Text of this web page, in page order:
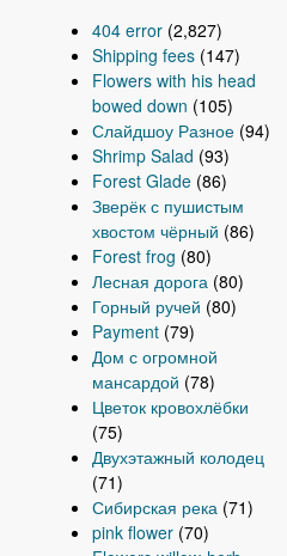
404 error (2,827)
Shipping fees (147)
Flowers with his head
bowed down (105)
Слайдшоу Разное (94)
Shrimp Salad (93)
Forest Glade (86)
Зверёк с пушистым
хвостом чёрный (86)
Forest frog (80)
Лесная дорога (80)
Горный ручей (80)
Payment (79)
Дом с огромной
мансардой (78)
Цветок кровохлёбки
(75)
Двухэтажный колодец
(71)
Сибирская река (71)
pink flower (70)